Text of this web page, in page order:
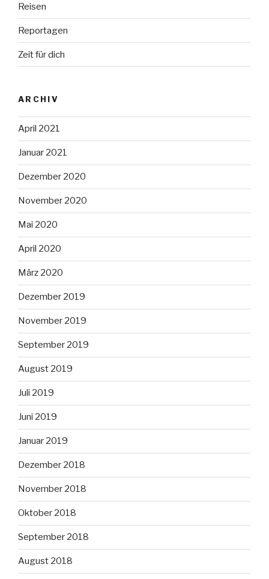
Reisen
Reportagen
Zeit für dich
ARCHIV
April 2021
Januar 2021
Dezember 2020
November 2020
Mai 2020
April 2020
März 2020
Dezember 2019
November 2019
September 2019
August 2019
Juli 2019
Juni 2019
Januar 2019
Dezember 2018
November 2018
Oktober 2018
September 2018
August 2018